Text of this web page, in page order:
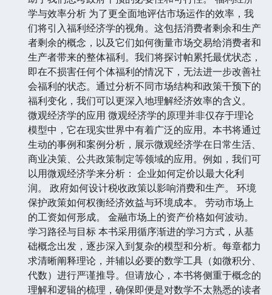
学与效率分析 为了更全面地评估市场运作的效率，我
们将引入福利经济学的视角。这包括消费者剩余和生产
者剩余的概念，以及它们如何衡量市场交易给消费者和
生产者带来的整体福利。我们将探讨帕累托最优状态，
即在不损害任何个体福利的情况下，无法进一步改善社
会福利的状态。通过分析不同市场结构和政策干预下的
福利变化，我们可以更深入地理解经济效率的含义。
微观经济学的应用 微观经济学的原理并非仅存于理论
模型中，它在现实世界中有着广泛的应用。本书将通过
生动的事例和案例分析，展示微观经济学在日常生活、
商业决策、公共政策制定等领域的应用。例如，我们可
以用微观经济学来分析： 企业如何定价以最大化利
润。 政府如何设计税收政策以影响消费和生产。 环境
保护政策如何权衡经济效益与环境成本。 劳动市场上
的工资如何形成。 金融市场上的资产价格如何波动。
学习路径与目标 本书采用循序渐进的学习方式，从基
础概念出发，逐步深入到复杂的模型和分析。每章都力
求清晰阐释理论，并辅以必要的数学工具（如微积分、
代数）进行严谨推导。但请放心，本书将侧重于概念的
理解和逻辑的梳理，确保即便是对数学不太熟悉的读者